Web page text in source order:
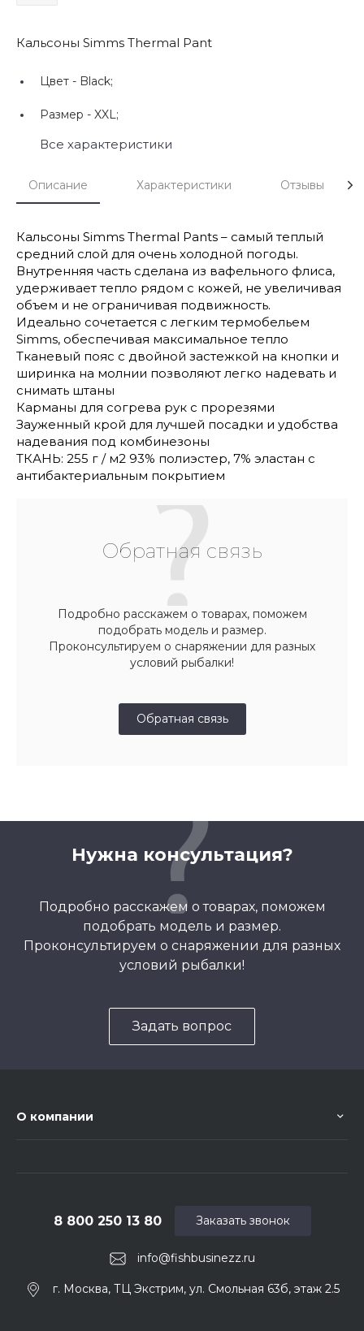
Кальсоны Simms Thermal Pant
Цвет - Black;
Размер - XXL;
Все характеристики
Описание Характеристики Отзывы
Кальсоны Simms Thermal Pants – самый теплый
средний слой для очень холодной погоды.
Внутренняя часть сделана из вафельного флиса,
удерживает тепло рядом с кожей, не увеличивая
объем и не ограничивая подвижность.
Идеально сочетается с легким термобельем
Simms, обеспечивая максимальное тепло
Тканевый пояс с двойной застежкой на кнопки и
ширинка на молнии позволяют легко надевать и
снимать штаны
Карманы для согрева рук с прорезями
Зауженный крой для лучшей посадки и удобства
надевания под комбинезоны
ТКАНЬ: 255 г / м2 93% полиэстер, 7% эластан с
антибактериальным покрытием
Обратная связь
Подробно расскажем о товарах, поможем
подобрать модель и размер.
Проконсультируем о снаряжении для разных
условий рыбалки!
Обратная связь
Нужна консультация?
Подробно расскажем о товарах, поможем
подобрать модель и размер.
Проконсультируем о снаряжении для разных
условий рыбалки!
Задать вопрос
О компании
info@fishbusinezz.ru
8 800 250 13 80
г. Москва, ТЦ Экстрим, ул. Смольная 63б, этаж 2.5
Заказать звонок